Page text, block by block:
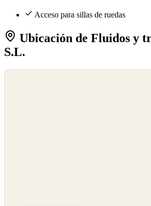
Acceso para sillas de ruedas
Ubicación de Fluidos y
S.L.